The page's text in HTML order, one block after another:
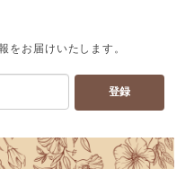
をお届けいたします。
登録